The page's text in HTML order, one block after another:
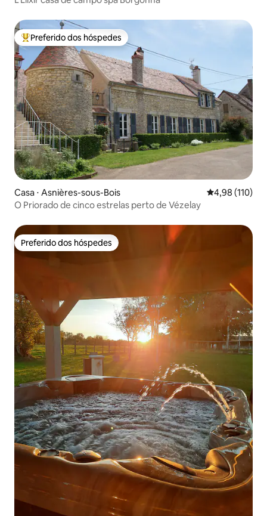
Entre os melhores preferidos dos hóspedes
Preferido dos hóspedes
Casa ⋅ Asnières-sous-Bois 4,98 de uma
4,98 (110)
O Priorado de cinco estrelas perto de Vézelay
Preferido dos hóspedes
Preferido dos hóspedes